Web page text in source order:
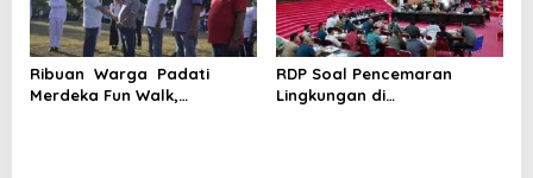
Ribuan Warga Padati
Merdeka Fun Walk,
RDP Soal Pencemaran
Lingkungan di